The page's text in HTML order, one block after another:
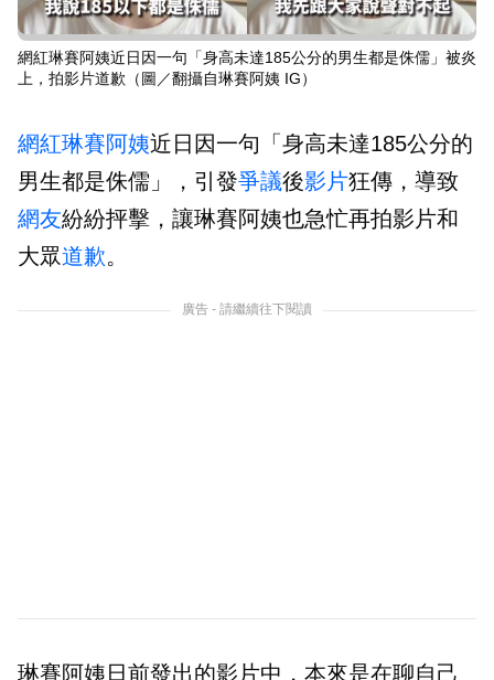
網紅琳賽阿姨近日因一句「身高未達185公分的男生都是侏儒」被炎
上，拍影片道歉（圖／翻攝自琳賽阿姨 IG）
網紅琳賽阿姨近日因一句「身高未達185公分的
男生都是侏儒」，引發爭議後影片狂傳，導致
網友紛紛抨擊，讓琳賽阿姨也急忙再拍影片和
大眾道歉。
廣告 - 請繼續往下閱讀
琳賽阿姨日前發出的影片中，本來是在聊自己